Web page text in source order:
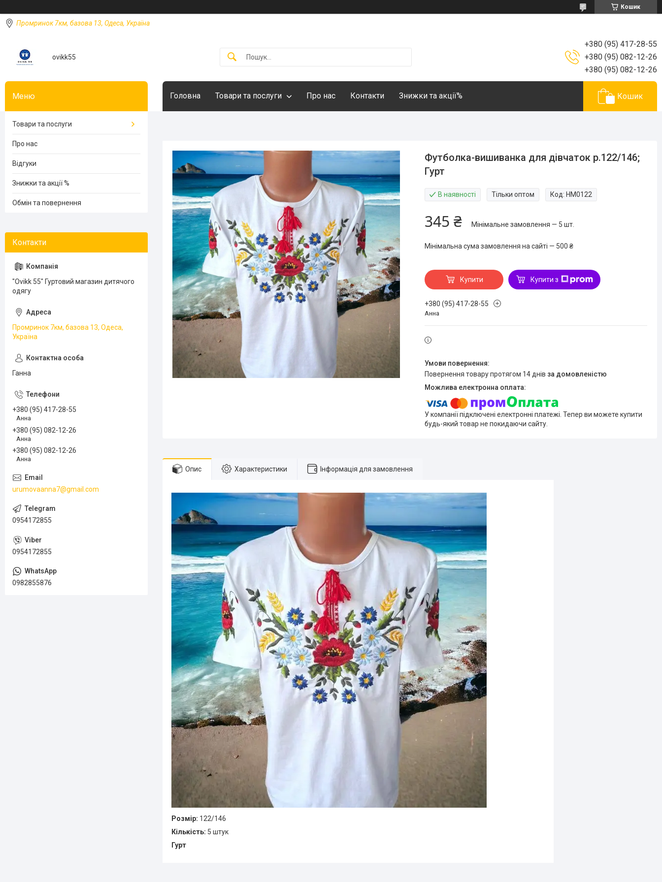
Кошик
Промринок 7км, базова 13, Одеса, Україна
ovikk55
+380 (95) 417-28-55
+380 (95) 082-12-26
+380 (95) 082-12-26
Головна Товари та послуги Про нас Контакти Знижки та акції% Кошик
Футболка-вишиванка для дівчаток р.122/146;
Гурт
В наявності Тільки оптом Код: HM0122
345 ₴ Мінімальне замовлення — 5 шт.
Мінімальна сума замовлення на сайті — 500 ₴
Купити Купити з
+380 (95) 417-28-55
Анна
повернення товару протягом 14 днів за домовленістю
У компанії підключені електронні платежі. Тепер ви можете купити
будь-який товар не покидаючи сайту.
Опис Характеристики Інформація для замовлення
Розмір: 122/146
Кількість: 5 штук
Гурт
Товари та послуги
Про нас
Відгуки
Знижки та акції %
Обмін та повернення
"Ovikk 55" Гуртовий магазин дитячого
одягу
Промринок 7км, базова 13, Одеса,
Україна
Ганна
+380 (95) 417-28-55
Анна
+380 (95) 082-12-26
Анна
+380 (95) 082-12-26
Анна
urumovaanna7@gmail.com
0954172855
0954172855
0982855876